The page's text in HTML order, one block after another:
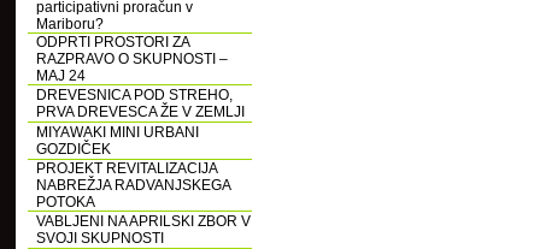
participativni proračun v
Mariboru?
ODPRTI PROSTORI ZA
RAZPRAVO O SKUPNOSTI –
MAJ 24
DREVESNICA POD STREHO,
PRVA DREVESCA ŽE V ZEMLJI
MIYAWAKI MINI URBANI
GOZDIČEK
PROJEKT REVITALIZACIJA
NABREŽJA RADVANJSKEGA
POTOKA
VABLJENI NA APRILSKI ZBOR V
SVOJI SKUPNOSTI